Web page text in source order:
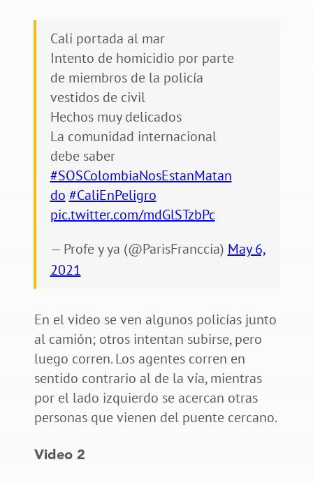
Cali portada al mar
Intento de homicidio por parte
de miembros de la policía
vestidos de civil
Hechos muy delicados
La comunidad internacional
debe saber
#SOSColombiaNosEstanMatan
do #CaliEnPeligro
pic.twitter.com/mdGlSTzbPc
— Profe y ya (@ParisFranccia) May 6,
2021
En el video se ven algunos policías junto
al camión; otros intentan subirse, pero
luego corren. Los agentes corren en
sentido contrario al de la vía, mientras
por el lado izquierdo se acercan otras
personas que vienen del puente cercano.
Video 2